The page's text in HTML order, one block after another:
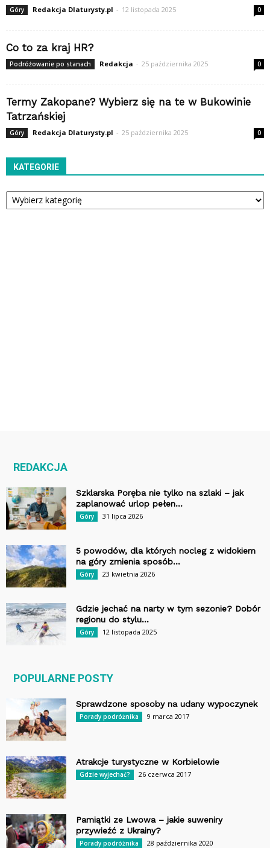
Góry Redakcja Dlaturysty.pl - 12 listopada 2025 0
Co to za kraj HR?
Podróżowanie po stanach Redakcja - 25 października 2025 0
Termy Zakopane? Wybierz się na te w Bukowinie
Tatrzańskiej
Góry Redakcja Dlaturysty.pl - 25 października 2025 0
KATEGORIE
Kategorie
REDAKCJA
Szklarska Poręba nie tylko na szlaki – jak
zaplanować urlop pełen...
Góry 31 lipca 2026
5 powodów, dla których nocleg z widokiem
na góry zmienia sposób...
Góry 23 kwietnia 2026
Gdzie jechać na narty w tym sezonie? Dobór
regionu do stylu...
Góry 12 listopada 2025
POPULARNE POSTY
Sprawdzone sposoby na udany wypoczynek
Porady podróżnika 9 marca 2017
Atrakcje turystyczne w Korbielowie
Gdzie wyjechać? 26 czerwca 2017
Pamiątki ze Lwowa – jakie suweniry
przywieźć z Ukrainy?
Porady podróżnika 28 października 2020